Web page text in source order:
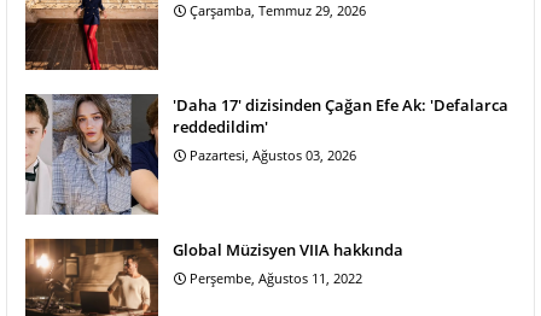
Çarşamba, Temmuz 29, 2026
'Daha 17' dizisinden Çağan Efe Ak: 'Defalarca
reddedildim'
Pazartesi, Ağustos 03, 2026
Global Müzisyen VIIA hakkında
Perşembe, Ağustos 11, 2022